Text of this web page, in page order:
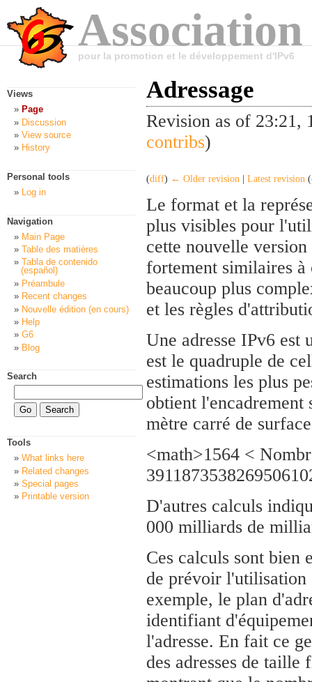
pour la promotion et le développement d'IPv6
Adressage
Revision as of 23:21,
contribs)
(diff) ← Older revision Latest revision (
Le format et la
plus visibles pour
cette nouvelle
fortement similaires à
beaucoup plus
et les règles
Une adresse IPv6 est
est le quadruple de
estimations les plus
obtient l'encadrement
mètre carré de
<math>1564 <
D'autres calculs
000 milliards de
Ces calculs sont
de prévoir l'utilisation
exemple, le plan
identifiant
l'adresse. En fait ce
des adresses de
Views
Page
Discussion
View source
History
Personal tools
Log in
Navigation
Main Page
Table des matières
Tabla de contenido
(español)
Préambule
Recent changes
Nouvelle édition (en cours)
Help
G6
Blog
Search
Tools
What links here
Related changes
Special pages
Printable version